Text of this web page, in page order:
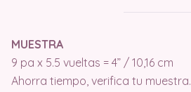
MUESTRA
9 pa x 5.5 vueltas = 4” / 10,16 cm
Ahorra tiempo, verifica tu muestra.